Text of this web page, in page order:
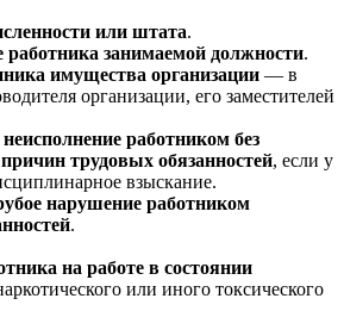
или штата.
работника занимаемой должности.
имущества организации — в
организации, его заместителей
работником без
трудовых обязанностей, если у
взыскание.
нарушение работником
.
на работе в состоянии
или иного токсического